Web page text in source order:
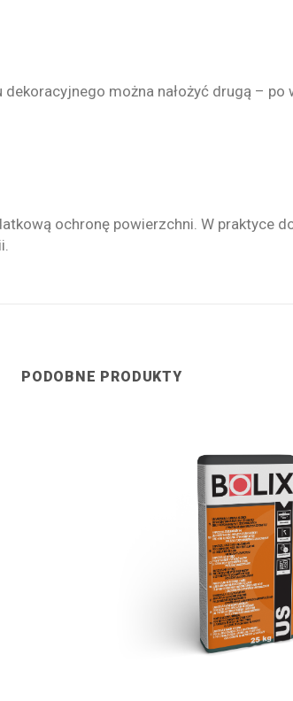
można nałożyć drugą – po
ochronę powierzchni. W praktyce
PODOBNE PRODUKTY